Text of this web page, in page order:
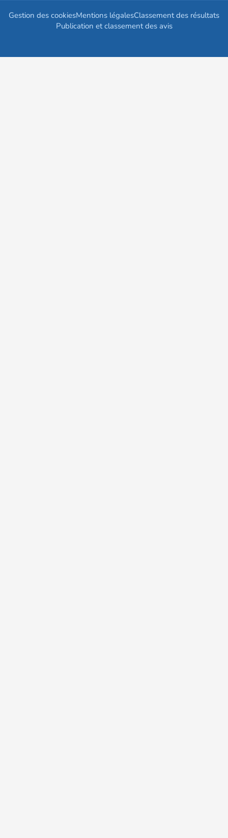
Gestion des cookiesMentions légalesClassement des résultats
Publication et classement des avis